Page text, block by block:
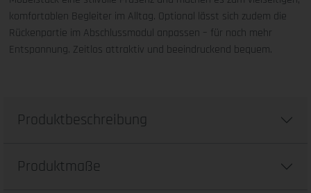
komfortablen Begleiter im Alltag. Optional lässt sich zudem die
Rückenpartie im Abschlussmodul anpassen – für noch mehr
Entspannung. Zeitlos attraktiv und beeindruckend bequem.
Produktbeschreibung
Produktmaße